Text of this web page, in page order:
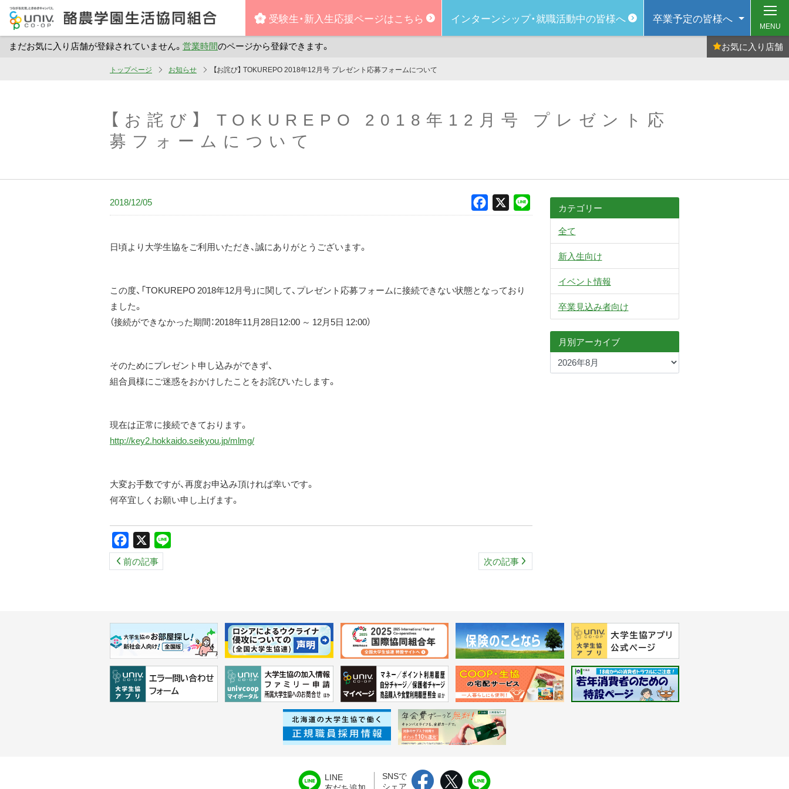
受験生・新入生応援ページはこちら インターンシップ・就職活動中の皆様へ 卒業予定の皆様へ
まだお気に入り店舗が登録されていません。 営業時間のページから登録できます。 お気に入り 店舗
MENU
トップページ お知らせ 【お詫び】 TOKUREPO 2018年12月号 プレゼント応募フォームについて
【お詫び】 TOKUREPO 2018年12月号 プレゼント応
募フォームについて
2018/12/05 Facebook
日頃より大学生協をご利用いただき、誠にありがとうございます。
この度、「TOKUREPO 2018年12月号」に関して、プレゼント応募フォームに接続できない状態となっており
ました。
（接続ができなかった期間：2018年11月28日12:00 ～ 12月5日 12:00）
そのためにプレゼント申し込みができず、
組合員様にご迷惑をおかけしたことをお詫びいたします。
現在は正常に接続できております。
http://key2.hokkaido.seikyou.jp/mlmg/
大変お手数ですが、再度お申込み頂ければ幸いです。
何卒宜しくお願い申し上げます。
Facebook
前の記事 次の記事
カテゴリー
全て
新入生向け
イベント情報
卒業見込み者向け
月別アーカイブ
LINE
SNSで
シェア